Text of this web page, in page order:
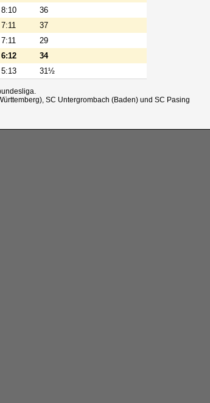
8:10
36
7:11
37
7:11
29
6:12
34
5:13 31½
SC Untergrombach (Baden) und SC Pasing